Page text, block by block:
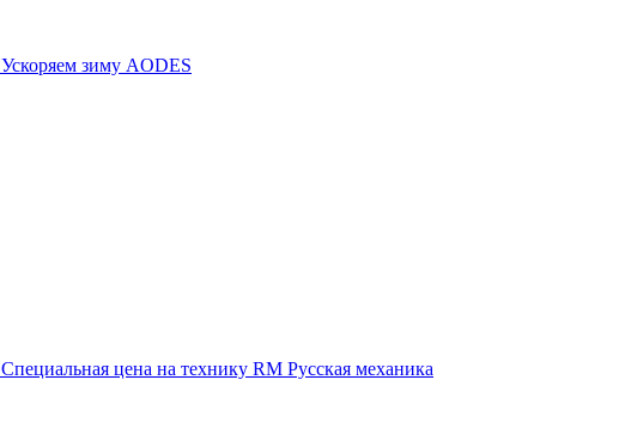
Ускоряем зиму AODES
Специальная цена на технику RM Русская механика